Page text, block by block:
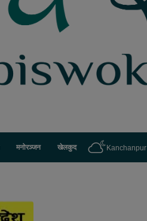
मनोरञ्जन खेलकुद Kanchanpur